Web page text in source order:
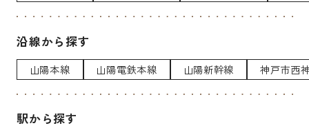
沿線から探す
山陽本線 山陽電鉄本線 山陽新幹線 神戸市西
駅から探す